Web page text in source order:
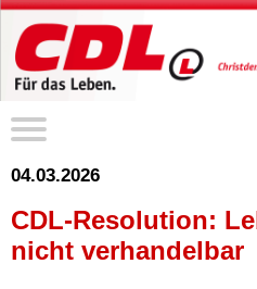
04.03.2026
CDL-Resolution:
nicht verhandelbar